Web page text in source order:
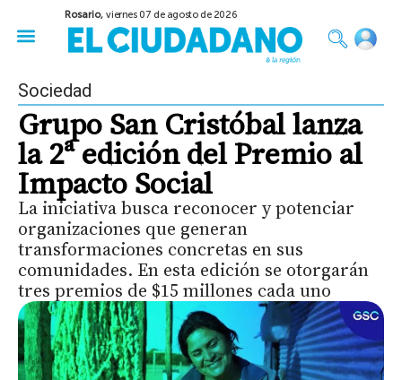
Rosario,viernes 07 de agosto de 2026
Sociedad
Grupo San Cristóbal lanza
la 2ª edición del Premio al
Impacto Social
La iniciativa busca reconocer y potenciar
organizaciones que generan
transformaciones concretas en sus
comunidades. En esta edición se otorgarán
tres premios de $15 millones cada uno